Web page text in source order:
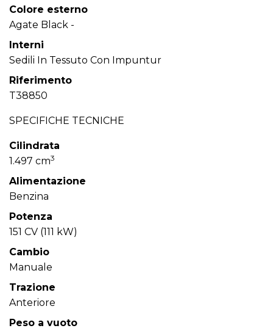
Colore esterno
Agate Black -
Interni
Sedili In Tessuto Con Impuntur
Riferimento
T38850
SPECIFICHE TECNICHE
Cilindrata
1.497 cm3
Alimentazione
Benzina
Potenza
151 CV (111 kW)
Cambio
Manuale
Trazione
Anteriore
Peso a vuoto